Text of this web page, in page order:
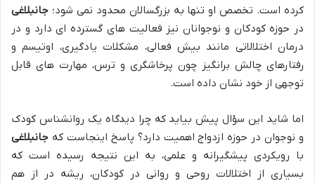
کرده است. تخصص او تنها به بزرگسالان محدود نمی شود؛ جانبلاغی
در حوزه کودکان و نوجوانان نیز فعالیت های گسترده ای دارد و در
درمان اختلالاتی مانند بیش فعالی، مشکلات یادگیری، اوتیسم و
رفتارهای چالش برانگیز چون پرخاشگری و ترس، مهارت های قابل
توجهی از خود نشان داده است.
اما شاید این سؤال پیش بیاید که چرا دیدگاه یک روانشناس کودک
و نوجوان در حوزه ازدواج اهمیت دارد؟ پاسخ اینجاست که جانبلاغی
با رویکردی پیشگیرانه و علمی، به این نتیجه رسیده است که
بسیاری از اختلالات روحی و روانی در کودکان، ریشه در از هم